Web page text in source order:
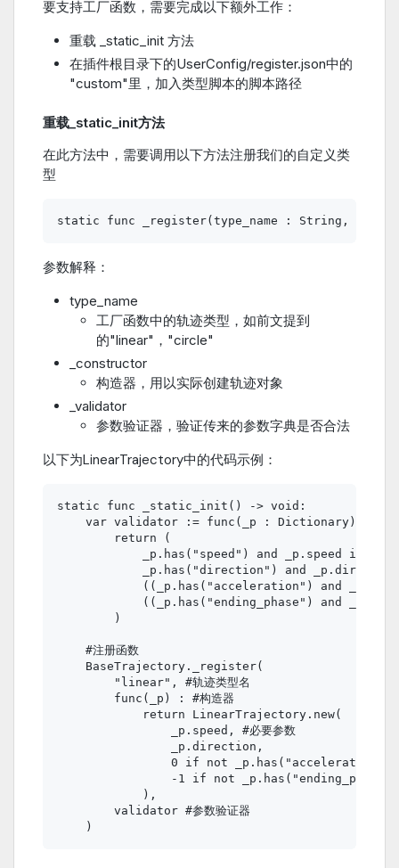
要支持工厂函数，需要完成以下额外工作：
重载 _static_init 方法
在插件根目录下的UserConfig/register.json中的
"custom"里，加入类型脚本的脚本路径
重载_static_init方法
在此方法中，需要调用以下方法注册我们的自定义类
型
参数解释：
type_name
工厂函数中的轨迹类型，如前文提到
的"linear"，"circle"
_constructor
构造器，用以实际创建轨迹对象
_validator
参数验证器，验证传来的参数字典是否合法
以下为LinearTrajectory中的代码示例：
static func _static_init() -> void:
var validator := func(_p : Dictionary): #定义
        return (
_p.has("speed") and _p.speed is
_p.has("direction") and
((_p.has("acceleration") and
((_p.has("ending_phase") and
        )
    #注册函数
    BaseTrajectory._register(
        "linear", #轨迹类型名
        func(_p) : #构造器
            return LinearTrajectory.new(
                _p.speed, #必要参数
                _p.direction,
0 if not _p.has("acceleration")
-1 if not
            ),
        validator #参数验证器